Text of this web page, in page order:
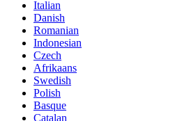
Italian
Danish
Romanian
Indonesian
Czech
Afrikaans
Swedish
Polish
Basque
Catalan